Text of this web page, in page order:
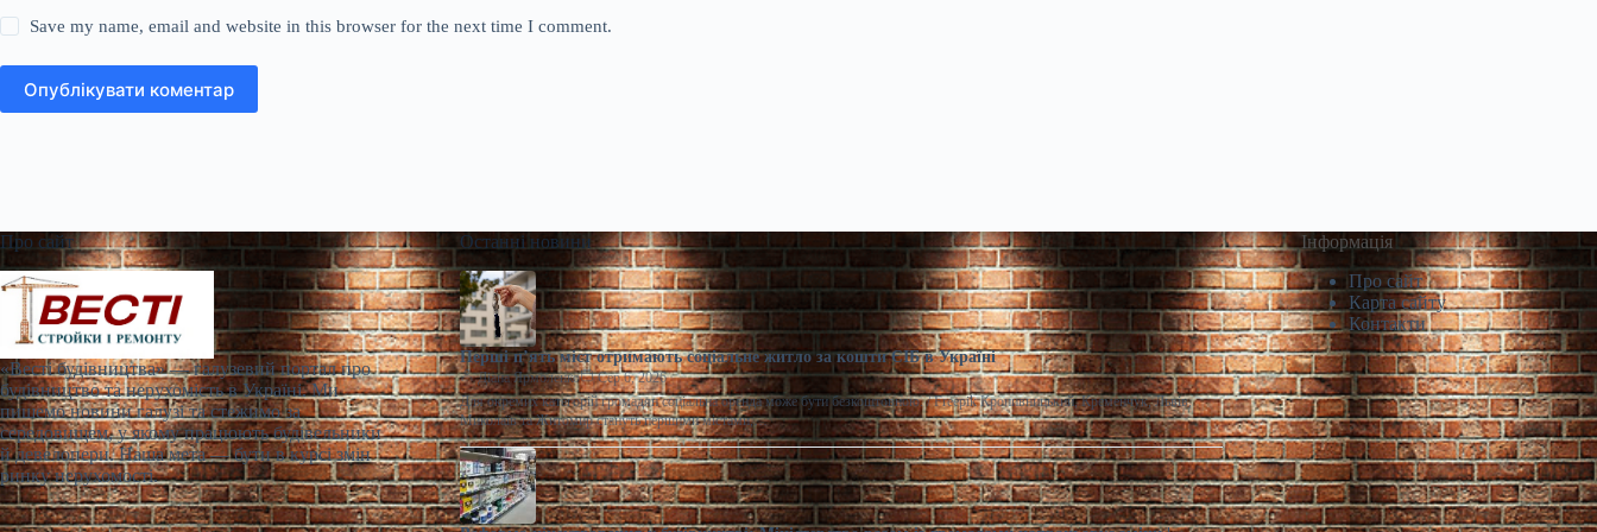
Save my name, email and website in this browser for the next time I comment.
Опублікувати коментар
Про сайт
«Весті будівництва» — галузевий портал про
будівництво та нерухомість в Україні. Ми
пишемо новини галузі та стежимо за
середовищем, у якому працюють будівельники
й девелопери. Наша мета — бути в курсі змін
ринку нерухомості.
Останні новини
Перші п’ять міст отримають соціальне житло за кошти ЄІБ в Україні
Діана Ярмоленко
Сер 6, 2026
Для окремих категорій громадян соціальна оренда може бути безкоштовною. / Freepik Кропивницький, Кременчук, Львів,
Миколаїв та Житомир стануть першими містами,…
Інформація
Про сайт
Карта сайту
Контакти